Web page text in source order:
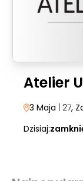
Atelier
3 Maja | 27,
Dzisiaj: